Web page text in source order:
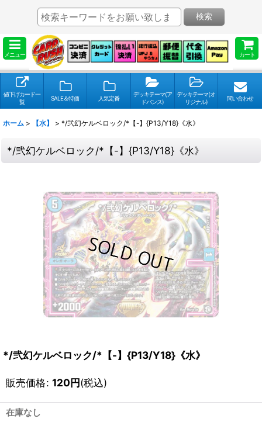
メニュー カート
検索
値下げカード一
覧
SALE＆特価 人気定番
デッキテーマ(ア
ドバンス)
デッキテーマ(オ
リジナル)
問い合わせ
ホーム > 【水】 > */弐幻ケルベロック/*【-】{P13/Y18}《水》
*/弐幻ケルベロック/*【-】{P13/Y18}《水》
*/弐幻ケルベロック/*【-】{P13/Y18}《水》
販売価格: 120円(税込)
在庫なし